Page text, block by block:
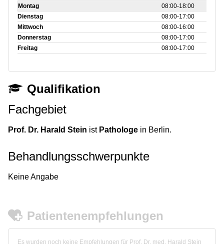
Montag
08:00‑18:00
Dienstag
08:00‑17:00
Mittwoch
08:00‑16:00
Donnerstag
08:00‑17:00
Freitag
08:00‑17:00
Qualifikation
Fachgebiet
Prof. Dr. Harald Stein ist Pathologe in Berlin.
Behandlungsschwerpunkte
Keine Angabe
Patientenempfehlungen
Es wurden noch keine Empfehlungen für Prof. Dr. med. Harald Stein